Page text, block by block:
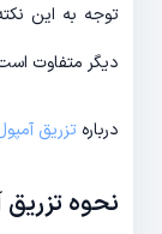
توجه به این
دیگر متفاوت
درباره تزریق
نحوه تزریق